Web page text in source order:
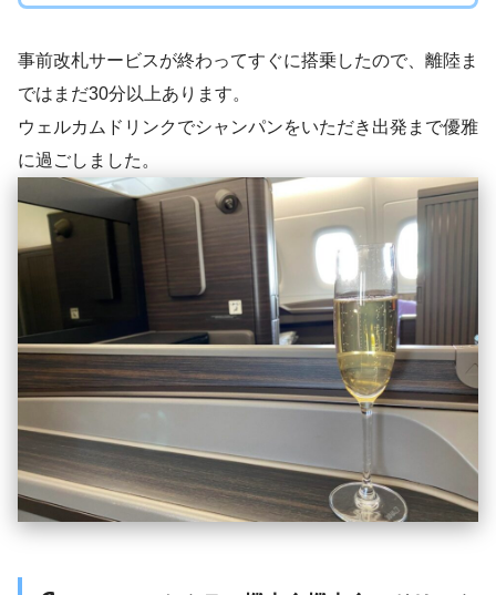
事前改札サービスが終わってすぐに搭乗したので、離陸ま
ではまだ30分以上あります。
ウェルカムドリンクでシャンパンをいただき出発まで優雅
に過ごしました。